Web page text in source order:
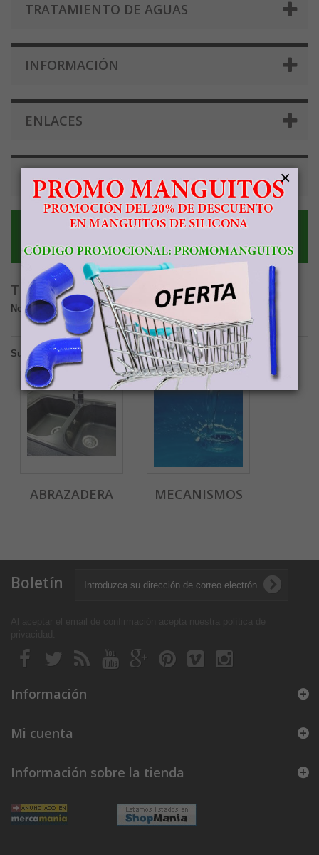
TRATAMIENTO DE AGUAS
INFORMACIÓN
ENLACES
ETIQUETAS
Tratamiento de aguas
Sistemas de descalcificación de agua.
TRATAMIENTO DE AGUAS
No hay productos en esta categoría.
Subcategorías
ABRAZADERA MECANISMOS
Boletín
Información
Mi cuenta
Información sobre la tienda
×